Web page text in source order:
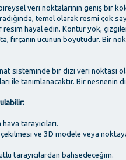
veri noktalarının geniş bir
temel olarak resmi çok
hayal edin. Kontur yok,
fırçanın ucunun boyutudur. Bir
sisteminde bir dizi veri noktası
ile tanımlanacaktır. Bir nesnenin
tarayıcıları.
ve 3D modele veya
tarayıcılardan bahsedeceğim.